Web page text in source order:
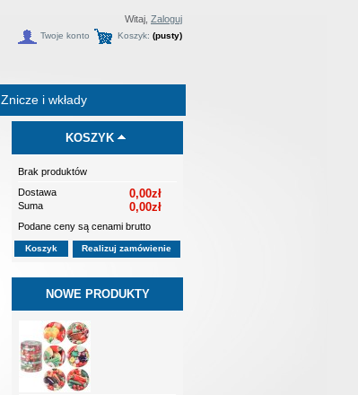
Witaj, Zaloguj
Koszyk: (pusty)
Twoje konto
Znicze i wkłady
KOSZYK
Brak produktów
Dostawa
0,00zł
Suma 0,00zł
Podane ceny są cenami brutto
Koszyk Realizuj zamówienie
NOWE PRODUKTY